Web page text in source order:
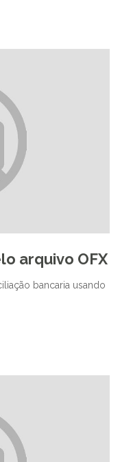
arquivo OFX
bancaria usando